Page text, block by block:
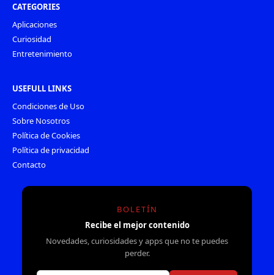
CATEGORIES
Aplicaciones
Curiosidad
Entretenimiento
USEFULL LINKS
Condiciones de Uso
Sobre Nosotros
Política de Cookies
Política de privacidad
Contacto
BOLETÍN
Recibe el mejor contenido
Novedades, curiosidades y apps que no te puedes
perder.